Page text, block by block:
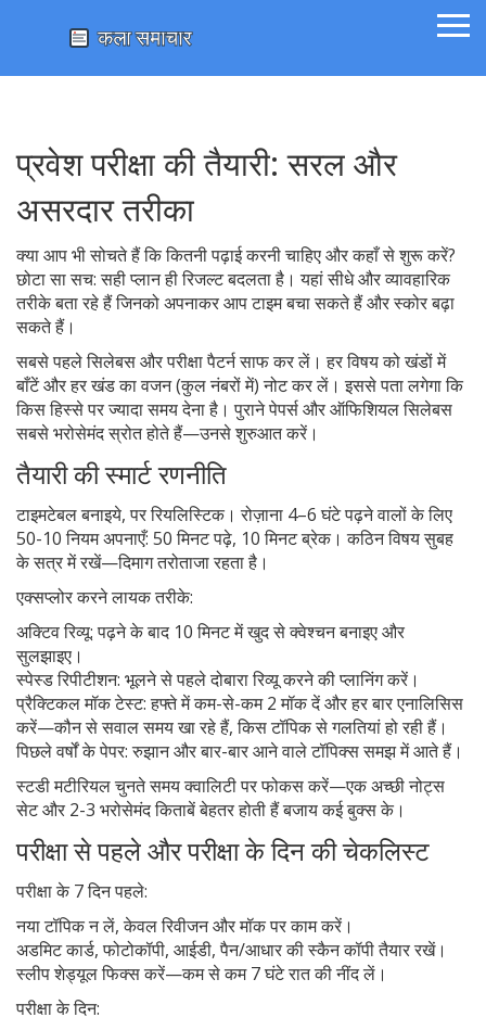
प्रवेश परीक्षा की तैयारी: सरल और
असरदार तरीका
क्या आप भी सोचते हैं कि कितनी पढ़ाई करनी चाहिए और कहाँ से शुरू करें?
छोटा सा सच: सही प्लान ही रिजल्ट बदलता है। यहां सीधे और व्यावहारिक
तरीके बता रहे हैं जिनको अपनाकर आप टाइम बचा सकते हैं और स्कोर बढ़ा
सकते हैं।
सबसे पहले सिलेबस और परीक्षा पैटर्न साफ कर लें। हर विषय को खंडों में
बाँटें और हर खंड का वजन (कुल नंबरों में) नोट कर लें। इससे पता लगेगा कि
किस हिस्से पर ज्यादा समय देना है। पुराने पेपर्स और ऑफिशियल सिलेबस
सबसे भरोसेमंद स्रोत होते हैं—उनसे शुरुआत करें।
तैयारी की स्मार्ट रणनीति
टाइमटेबल बनाइये, पर रियलिस्टिक। रोज़ाना 4–6 घंटे पढ़ने वालों के लिए
50-10 नियम अपनाएँ: 50 मिनट पढ़े, 10 मिनट ब्रेक। कठिन विषय सुबह
के सत्र में रखें—दिमाग तरोताजा रहता है।
एक्सप्लोर करने लायक तरीके:
अक्टिव रिव्यू: पढ़ने के बाद 10 मिनट में खुद से क्वेश्चन बनाइए और
सुलझाइए।
स्पेस्ड रिपीटीशन: भूलने से पहले दोबारा रिव्यू करने की प्लानिंग करें।
प्रैक्टिकल मॉक टेस्ट: हफ्ते में कम-से-कम 2 मॉक दें और हर बार एनालिसिस
करें—कौन से सवाल समय खा रहे हैं, किस टॉपिक से गलतियां हो रही हैं।
पिछले वर्षों के पेपर: रुझान और बार-बार आने वाले टॉपिक्स समझ में आते हैं।
स्टडी मटीरियल चुनते समय क्वालिटी पर फोकस करें—एक अच्छी नोट्स
सेट और 2-3 भरोसेमंद किताबें बेहतर होती हैं बजाय कई बुक्स के।
परीक्षा से पहले और परीक्षा के दिन की चेकलिस्ट
परीक्षा के 7 दिन पहले:
नया टॉपिक न लें, केवल रिवीजन और मॉक पर काम करें।
अडमिट कार्ड, फोटोकॉपी, आईडी, पैन/आधार की स्कैन कॉपी तैयार रखें।
स्लीप शेड्यूल फिक्स करें—कम से कम 7 घंटे रात की नींद लें।
परीक्षा के दिन: